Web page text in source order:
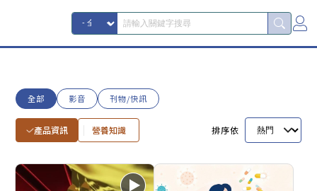
全部 影音 刊物/快訊
產品資訊 營養知識 排序依